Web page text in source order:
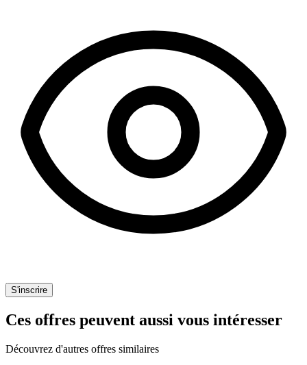
S'inscrire
Ces offres peuvent aussi vous intéresser
Découvrez d'autres offres similaires